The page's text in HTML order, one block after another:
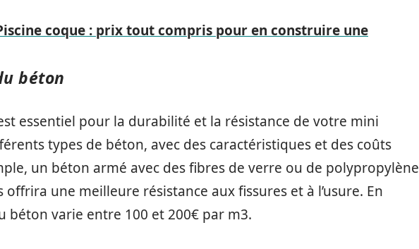
coque : prix tout compris pour en construire une
béton
essentiel pour la durabilité et la résistance de votre mini
types de béton, avec des caractéristiques et des coûts
un béton armé avec des fibres de verre ou de polypropylène
offrira une meilleure résistance aux fissures et à l’usure. En
béton varie entre 100 et 200€ par m3.